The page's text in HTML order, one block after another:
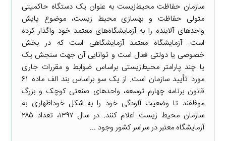
سازمان حفاظت محیط‌­زیست به عنوان یک دستگاه حاکمیتی
متولی حفاظت و بهسازی محیط‌ زیست، موضوع پایش
واحدهای آلاینده را به آزمایشگاه‌های معتمد خود واگذار کرده
است. آزمایشگاه معتمد آزمایشگاهی است که در بخش
خصوصی یا دولتی فعال است و توانایی آن جهت سنجش یک
یا چند پارامتر محیط‌زیستی براساس ضوابط و مقررات جاری
مورد تأیید سازمان است. از یک سو براساس بند الف ماده ۶۱
قانون برنامه چهارم توسعه، واحدهای صنعتی کوچک و بزرگ
موظفند تا وضعیت آلودگی خود را به شکل خوداظهاری به
سازمان محیط زیست اعلام کنند. در سال ۱۳۹۷، تعداد ۲۸۵
آزمایشگاه معتبر در سراسر کشور وجود ...